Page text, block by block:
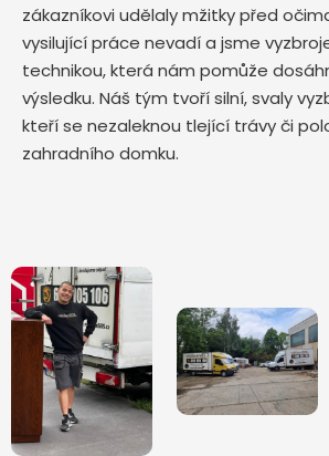
zákazníkovi udělaly mžitky před
vysilující práce nevadí a jsme
technikou, která nám pomůže
výsledku. Náš tým tvoří silní, svaly
kteří se nezaleknou tlející trávy či
zahradního domku.